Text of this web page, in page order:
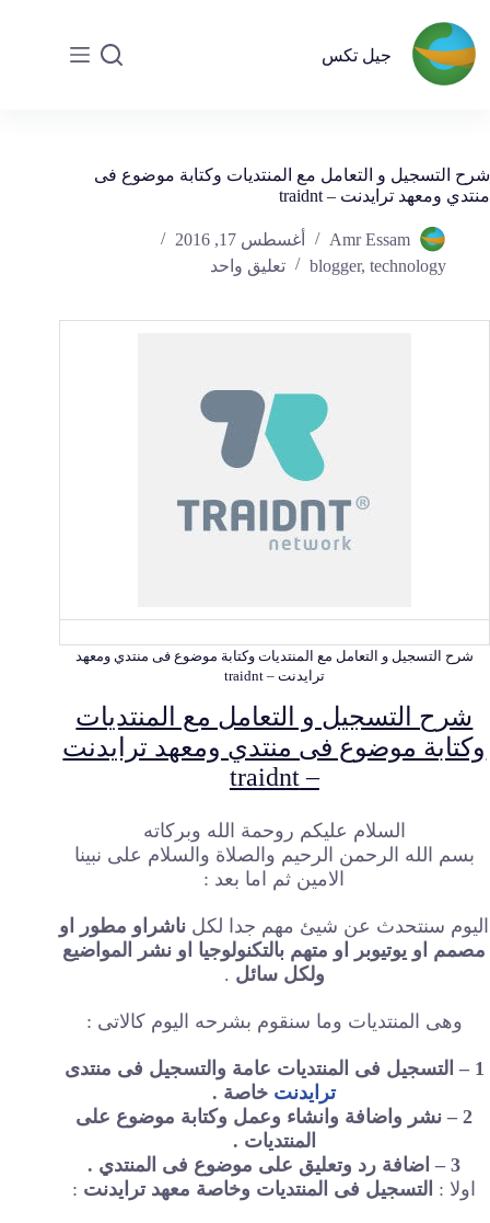
جيل تكس
شرح التسجيل و التعامل مع المنتديات وكتابة موضوع فى
منتدي ومعهد ترايدنت – traidnt
Amr Essam
أغسطس 17, 2016
blogger, technology تعليق واحد
شرح التسجيل و التعامل مع المنتديات وكتابة موضوع فى منتدي ومعهد
ترايدنت – traidnt
شرح التسجيل و التعامل مع المنتديات
وكتابة موضوع فى منتدي ومعهد ترايدنت
– traidnt
السلام عليكم روحمة الله وبركاته
بسم الله الرحمن الرحيم والصلاة والسلام على نبينا
الامين ثم اما بعد :
اليوم سنتحدث عن شيئ مهم جدا لكل ناشراو مطور او
مصمم او يوتيوبر او متهم بالتكنولوجيا او نشر المواضيع
ولكل سائل .
وهى المنتديات وما سنقوم بشرحه اليوم كالاتى :
1 – التسجيل فى المنتديات عامة والتسجيل فى منتدى
ترايدنت خاصة .
2 – نشر واضافة وانشاء وعمل وكتابة موضوع على
المنتديات .
3 – اضافة رد وتعليق على موضوع فى المنتدي .
اولا : التسجيل فى المنتديات وخاصة معهد ترايدنت :